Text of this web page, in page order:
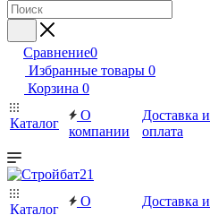
Сравнение0
Избранные товары 0
Корзина 0
Каталог
О
компании
Доставка и
оплата
Каталог
О
Доставка и